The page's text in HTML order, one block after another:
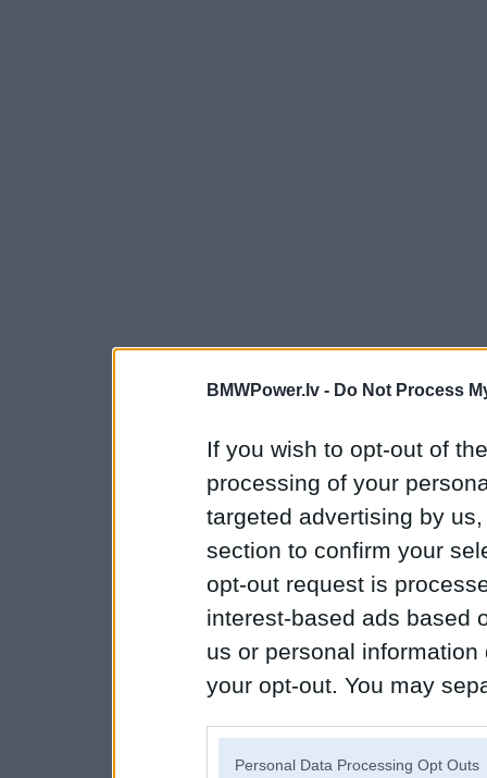
BMWPower.lv - Do Not Process
If you wish to opt-out of
processing of your
targeted advertising by
section to confirm your
opt-out request is
interest-based ads based
us or personal
your opt-out. You may
Personal Data Processing Opt Outs